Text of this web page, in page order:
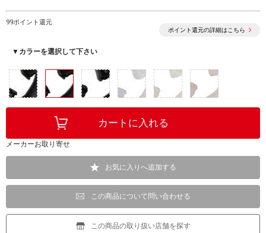
99ポイント還元
ポイント還元の詳細はこちら
▼カラーを選択して下さい
メーカーお取り寄せ
お気に入りへ追加する
この商品について問い合わせる
この商品の取り扱い店舗を探す